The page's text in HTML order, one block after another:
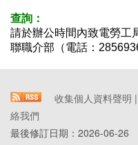
查詢：
請於辦公時間內致電勞工
聯職介部（電話：
收集個人資料聲明 |
絡我們
最後修訂日期： 2026-06-26